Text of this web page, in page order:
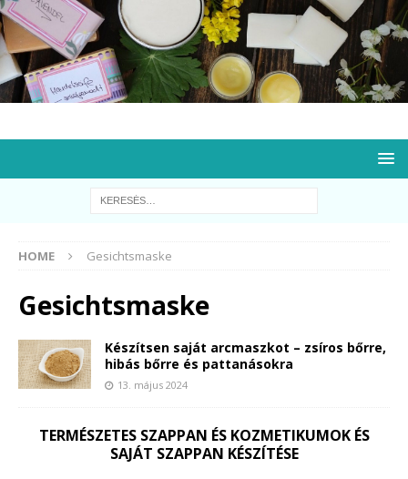
HOME Gesichtsmaske
Gesichtsmaske
Készítsen saját arcmaszkot – zsíros bőrre,
hibás bőrre és pattanásokra
13. május 2024
TERMÉSZETES SZAPPAN ÉS KOZMETIKUMOK ÉS
SAJÁT SZAPPAN KÉSZÍTÉSE